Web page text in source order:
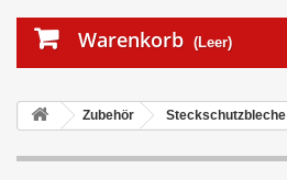
Warenkorb (Leer)
Zubehör Steckschutzbleche